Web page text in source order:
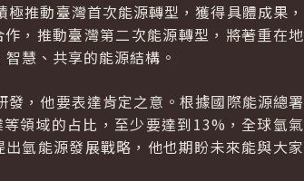
推動臺灣首次能源轉型，獲得具體成果，
，推動臺灣第二次能源轉型，將著重在地
慧、共享的能源結構。
，他要表達肯定之意。根據國際能源總署
領域的占比，至少要達到13%，全球氫氣
氫能源發展戰略，他也期盼未來能與大家